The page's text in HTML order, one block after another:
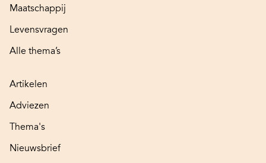
Maatschappij
Levensvragen
Alle thema’s
Artikelen
Adviezen
Thema's
Nieuwsbrief